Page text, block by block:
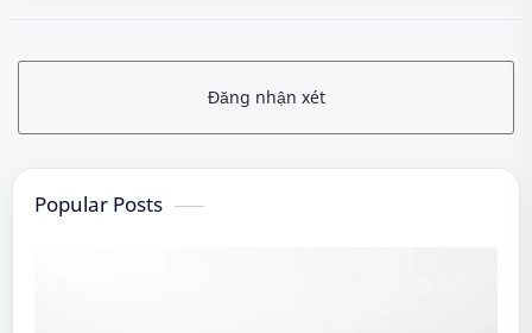
Đăng nhận xét
Popular Posts